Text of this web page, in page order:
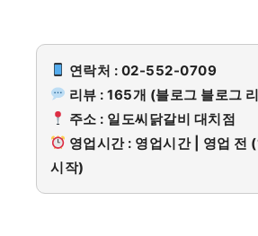
연락처 : 02-552-0709
리뷰 : 165개 (블로그 블로그
주소 : 일도씨닭갈비 대치점
영업시간 : 영업시간 | 영업 전
시작)